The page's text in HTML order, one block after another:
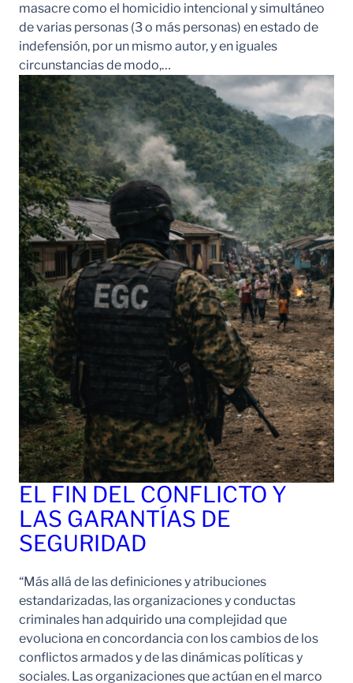
masacre como el homicidio intencional y simultáneo
de varias personas (3 o más personas) en estado de
indefensión, por un mismo autor, y en iguales
circunstancias de modo,…
EL FIN DEL CONFLICTO Y
LAS GARANTÍAS DE
SEGURIDAD
“Más allá de las definiciones y atribuciones
estandarizadas, las organizaciones y conductas
criminales han adquirido una complejidad que
evoluciona en concordancia con los cambios de los
conflictos armados y de las dinámicas políticas y
sociales. Las organizaciones que actúan en el marco